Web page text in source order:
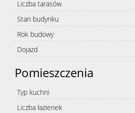
Liczba tarasów
Stan budynku
Rok budowy
Dojazd
Pomieszczenia
Typ kuchni
Liczba łazienek